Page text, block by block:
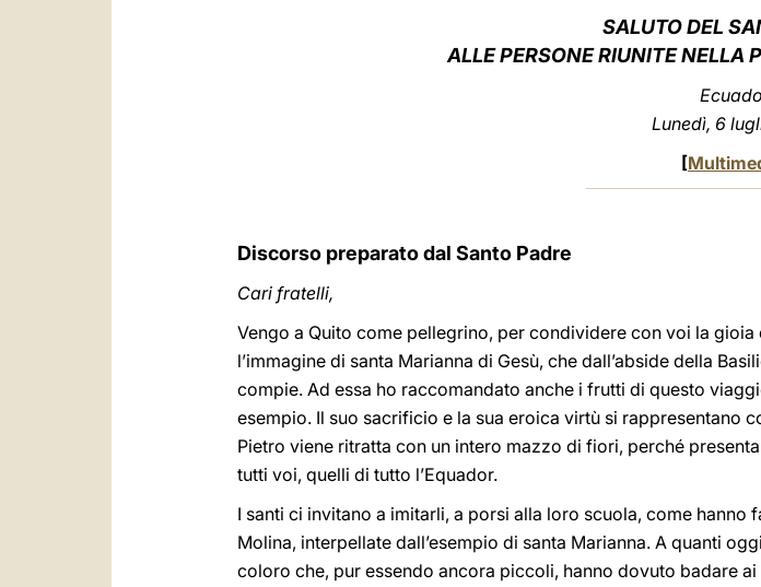
SALUTO DEL
ALLE PERSONE RIUNITE NELLA
Lunedì, 6
[
Discorso preparato dal Santo Padre
Cari fratelli,
Vengo a Quito come pellegrino, per condividere con voi la
l’immagine di santa Marianna di Gesù, che dall’abside della
compie. Ad essa ho raccomandato anche i frutti di questo
esempio. Il suo sacrificio e la sua eroica virtù si rappresentano
Pietro viene ritratta con un intero mazzo di fiori, perché
tutti voi, quelli di tutto l’Equador.
I santi ci invitano a imitarli, a porsi alla loro scuola, come hanno
Molina, interpellate dall’esempio di santa Marianna. A quanti
coloro che, pur essendo ancora piccoli, hanno dovuto badare